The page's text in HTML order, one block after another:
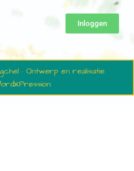
Inloggen
· Ontwerp en realisatie